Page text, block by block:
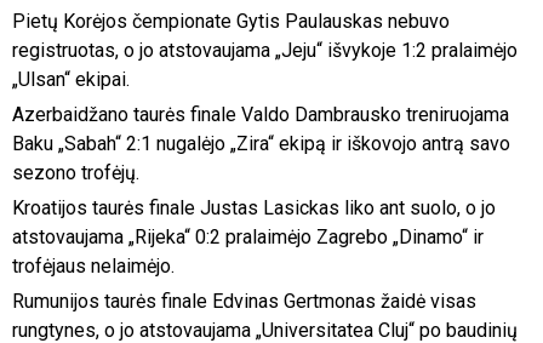
Pietų Korėjos čempionate Gytis Paulauskas nebuvo
registruotas, o jo atstovaujama „Jeju“ išvykoje 1:2 pralaimėjo
„Ulsan“ ekipai.
Azerbaidžano taurės finale Valdo Dambrausko treniruojama
Baku „Sabah“ 2:1 nugalėjo „Zira“ ekipą ir iškovojo antrą savo
sezono trofėjų.
Kroatijos taurės finale Justas Lasickas liko ant suolo, o jo
atstovaujama „Rijeka“ 0:2 pralaimėjo Zagrebo „Dinamo“ ir
trofėjaus nelaimėjo.
Rumunijos taurės finale Edvinas Gertmonas žaidė visas
rungtynes, o jo atstovaujama „Universitatea Cluj“ po baudinių